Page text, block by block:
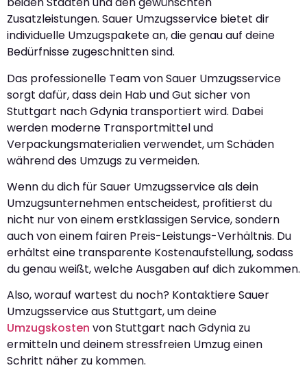
Zusatzleistungen. Sauer Umzugsservice bietet dir
individuelle Umzugspakete an, die genau auf deine
Bedürfnisse zugeschnitten sind.
Das professionelle Team von Sauer Umzugsservice
sorgt dafür, dass dein Hab und Gut sicher von
Stuttgart nach Gdynia transportiert wird. Dabei
werden moderne Transportmittel und
Verpackungsmaterialien verwendet, um Schäden
während des Umzugs zu vermeiden.
Wenn du dich für Sauer Umzugsservice als dein
Umzugsunternehmen entscheidest, profitierst du
nicht nur von einem erstklassigen Service, sondern
auch von einem fairen Preis-Leistungs-Verhältnis. Du
erhältst eine transparente Kostenaufstellung, sodass
du genau weißt, welche Ausgaben auf dich zukommen.
Also, worauf wartest du noch? Kontaktiere Sauer
Umzugsservice aus Stuttgart, um deine
Umzugskosten von Stuttgart nach Gdynia zu
ermitteln und deinem stressfreien Umzug einen
Schritt näher zu kommen.